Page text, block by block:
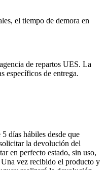
el tiempo de demora en
de repartos UES. La
específicos de entrega.
días hábiles desde que
la devolución del
en perfecto estado, sin uso,
vez recibido el producto y